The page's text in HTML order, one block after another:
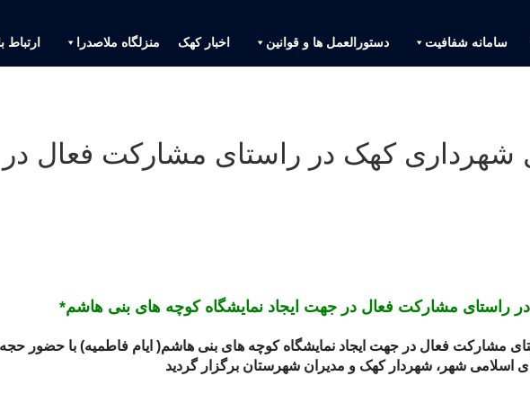
سامانه شفافیت دستورالعمل ها و قوانین اخبار کهک منزلگاه ملاصدرا ارتباط
شهرداری کهک در راستای مشارکت فعال
راستای مشارکت فعال در جهت ایجاد نمایشگاه کوچه های بنی هاشم*
مشارکت فعال در جهت ایجاد نمایشگاه کوچه های بنی هاشم( ایام فاطمیه) با حضور
اسلامی شهر، شهردار کهک و مدیران شهرستان برگزار گردید